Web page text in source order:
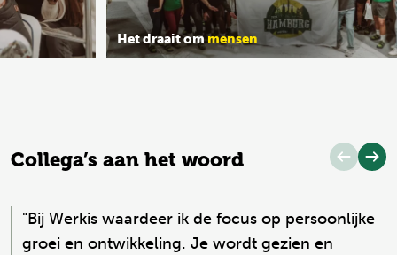
Het draait ommensen
Collega’s aan het woord
"Bij Werkis waardeer ik de focus op persoonlijke
groei en ontwikkeling. Je wordt gezien en